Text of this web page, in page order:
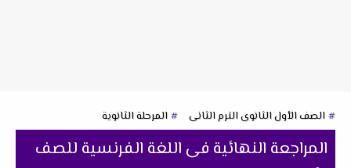
الصف الأول الثانوى الترم الثانى المرحلة الثانوية
المراجعة النهائية فى اللغة الفرنسية للصف